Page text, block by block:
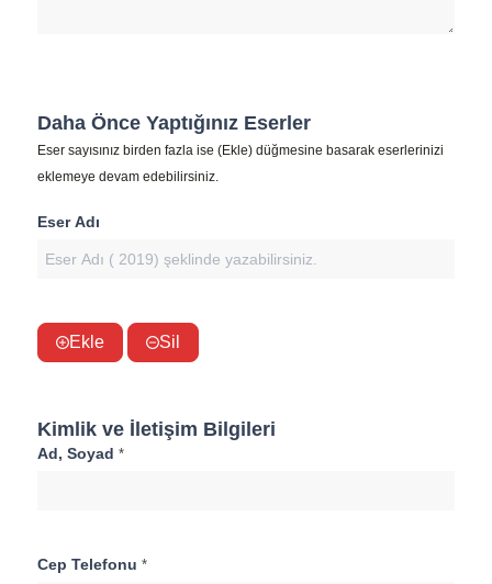
Daha Önce Yaptığınız Eserler
Eser sayısınız birden fazla ise (Ekle) düğmesine basarak eserlerinizi
eklemeye devam edebilirsiniz.
Eser Adı
Ekle Sil
Kimlik ve İletişim Bilgileri
Ad, Soyad *
Cep Telefonu *